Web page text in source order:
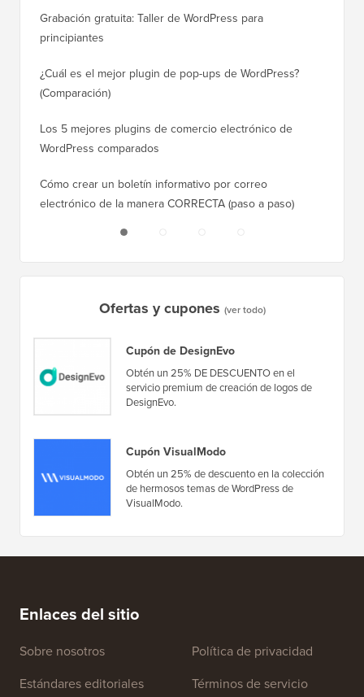
Grabación gratuita: Taller de WordPress para
principiantes
¿Cuál es el mejor plugin de pop-ups de WordPress?
(Comparación)
Los 5 mejores plugins de comercio electrónico de
WordPress comparados
Cómo crear un boletín informativo por correo
electrónico de la manera CORRECTA (paso a paso)
Ofertas y cupones (ver todo)
Cupón de DesignEvo
Obtén un 25% DE DESCUENTO en el
servicio premium de creación de logos de
DesignEvo.
Cupón VisualModo
Obtén un 25% de descuento en la colección
de hermosos temas de WordPress de
VisualModo.
Enlaces del sitio
Sobre nosotros
Estándares editoriales
Política de privacidad
Términos de servicio